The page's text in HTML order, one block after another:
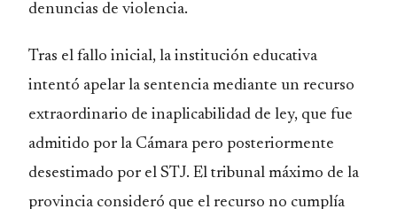
denuncias de violencia.
Tras el fallo inicial, la institución educativa
intentó apelar la sentencia mediante un recurso
extraordinario de inaplicabilidad de ley, que fue
admitido por la Cámara pero posteriormente
desestimado por el STJ. El tribunal máximo de la
provincia consideró que el recurso no cumplía